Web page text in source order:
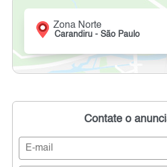
Zona Norte
Carandiru - São Paulo
Contate o